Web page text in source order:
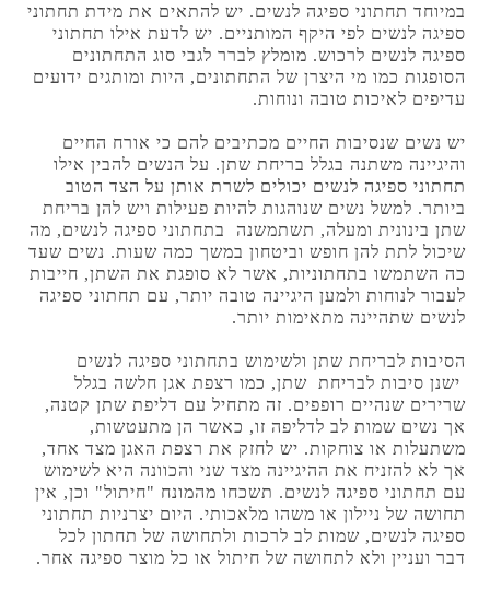
במיוחד תחתוני ספיגה לנשים. יש להתאים את מידת תחתוני
ספיגה לנשים לפי היקף המותניים. יש לדעת אילו תחתוני
ספיגה לנשים לרכוש. מומלץ לברר לגבי סוג התחתונים
הסופגות כמו מי היצרן של התחתונים, היות ומותגים ידועים
עדיפים לאיכות טובה ונוחות.
יש נשים שנסיבות החיים מכתיבים להם כי אורח החיים
והיגיינה משתנה בגלל בריחת שתן. על הנשים להבין אילו
תחתוני ספיגה לנשים יכולים לשרת אותן על הצד הטוב
ביותר. למשל נשים שנוהגות להיות פעילות ויש להן בריחת
שתן בינונית ומעלה, תשתמשנה בתחתוני ספיגה לנשים, מה
שיכול לתת להן חופש וביטחון במשך כמה שעות. נשים שעד
כה השתמשו בתחתוניות, אשר לא סופגת את השתן, חייבות
לעבור לנוחות ולמען היגיינה טובה יותר, עם תחתוני ספיגה
לנשים שתהיינה מתאימות יותר.
הסיבות לבריחת שתן ולשימוש בתחתוני ספיגה לנשים
ישנן סיבות לבריחת שתן, כמו רצפת אגן חלשה בגלל
שרירים שנהיים רופפים. זה מתחיל עם דליפת שתן קטנה,
אך נשים שמות לב לדליפה זו, כאשר הן מתעטשות,
משתעלות או צוחקות. יש לחזק את רצפת האגן מצד אחד,
אך לא להזניח את ההיגיינה מצד שני והכוונה היא לשימוש
עם תחתוני ספיגה לנשים. תשכחו מהמונח "חיתול" וכן, אין
תחושה של ניילון או משהו מלאכותי. היום יצרניות תחתוני
ספיגה לנשים, שמות לב לרכות ולתחושה של תחתון לכל
דבר ועניין ולא לתחושה של חיתול או כל מוצר ספיגה אחר.